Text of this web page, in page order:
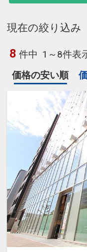
現在の絞り込み
8 件中 1～8件表
価格の安い順